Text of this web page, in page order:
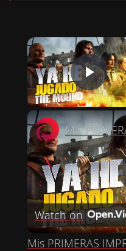
Watch on
Mis PRIMERAS